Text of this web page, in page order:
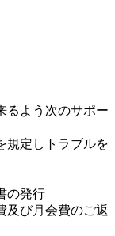
るよう次のサポー
規定しトラブルを
の発行
及び月会費のご返